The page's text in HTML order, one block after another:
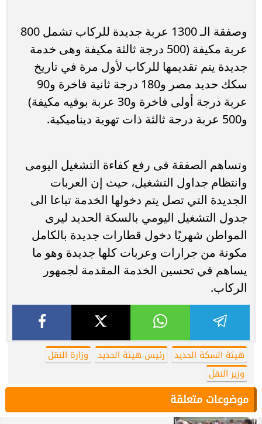
وصفقة الـ 1300 عربة جديدة للركاب تشمل 800
عربة مكيفة (500 درجة ثالثة مكيفة وهى خدمة
جديدة يتم تقديمها للركاب لأول مرة في تاريخ
سكك حديد مصر و180 درجة ثانية فاخرة و90
عربة درجة أولى فاخرة و30 عربة بوفيه مكيفة)
و500 عربة درجة ثالثة ذات تهوية ديناميكية.
وتساهم الصفقة فى رفع كفاءة التشغيل اليومى
وانتظام جداول التشغيل، حيث إن العربات
الجديدة التي تصل يتم دخولها الخدمة تباعا الى
جدول التشغيل اليومي بالسكة الحديد ليرى
المواطن شهريًا دخول قطارات جديدة بالكامل
مكونة من جرارات وعربات كلها جديدة وهو ما
يساهم في تحسين الخدمة المقدمة لجمهور
الركاب.
هيئة السكة الحديد رئيس هيئة الحديد
وزارة النقل
وزير النقل
موضوعات متعلقة